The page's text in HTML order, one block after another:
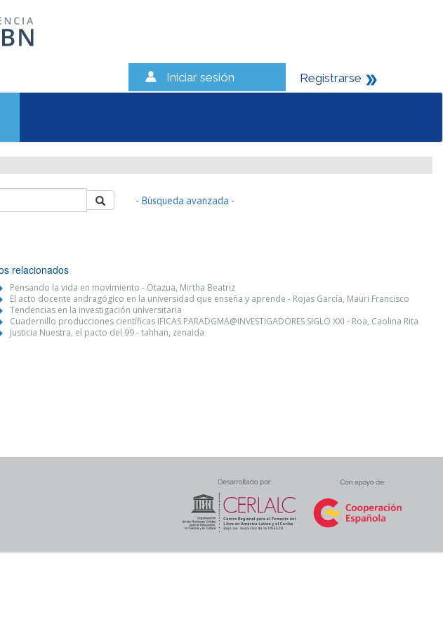
Iniciar sesión Registrarse
- Búsqueda avanzada -
relacionados
Pensando la vida en movimiento - Otazua, Mirtha Beatriz
El acto docente andragógico en la universidad que enseña y aprende - Rojas García, Mauri Francisco
Tendencias en la investigación universitaria
Cuadernillo producciones científicas IFICAS PARADGMA@INVESTIGADORES SIGLO XXI - Roa, Caolina Rita
Justicia Nuestra, el pacto del 99 - tahhan, zenaida